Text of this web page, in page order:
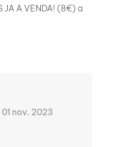
JA A VENDA! (8€) a
nov. 2023